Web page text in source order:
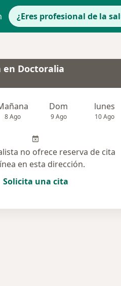
¿Eres profesional de la
en Doctoralia
8 Ago
Dom
9 Ago
lunes
10 Ago
no ofrece reserva de cita
en esta dirección.
Solicita una cita